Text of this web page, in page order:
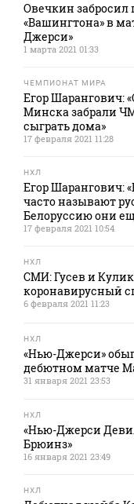
Овечкин
«Вашингтона» в
Джерси»
1 марта 2021 01:33
ЧЕМПИОНАТ МИРА
Егор Шарангович:
Минска забрали
сыграть дома»
17 февраля 2021 11:28
НХЛ
Егор Шарангович:
часто называют
Белоруссию они
17 февраля 2021 10:54
НХЛ
СМИ: Гусев и
коронавирусный
6 февраля 2021 11:23
НХЛ
«Нью-Джерси»
дебютном матче
31 января 2021 23:53
НХЛ
«Нью-Джерси
Брюинз»
16 января 2021 23:49
НХЛ